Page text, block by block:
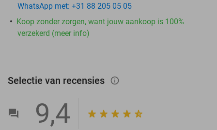
WhatsApp met: +31 88 205 05 05
Koop zonder zorgen, want jouw aankoop is 100%
verzekerd (meer info)
Selectie van recensies info_outlined
9,4